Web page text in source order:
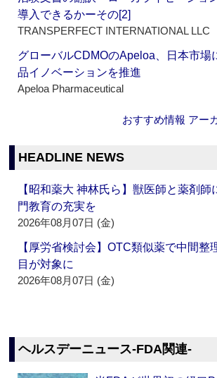
導入できるかーその[2]
TRANSPERFECT INTERNATIONAL LLC
グローバルCDMOのApeloa、日本市場
品イノベーションを推進
Apeloa Pharmaceutical
おすすめ情報 アー
HEADLINE NEWS
【昭和薬大 神林氏ら】獣医師と薬剤師
門教育の充実を
2026年08月07日 (金)
【厚労省検討会】OTC類似薬で中間整
目が対象に
2026年08月07日 (金)
ヘルスデーニュース‐FDA関連‐